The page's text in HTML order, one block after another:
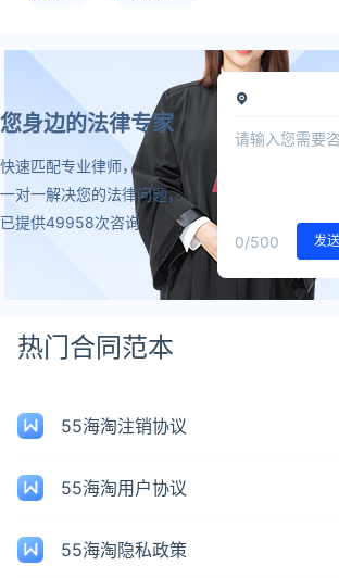
您身边的法律专家
快速匹配专业律师，
一对一解决您的法律问题，
已提供49958次咨询
0/500 发送
热门合同范本
55海淘注销协议
55海淘用户协议
55海淘隐私政策